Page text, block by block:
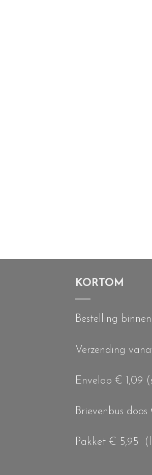
KORTOM
Bestelling
Verzending
Envelop € 1,09
Brievenbus
Pakket € 5,95